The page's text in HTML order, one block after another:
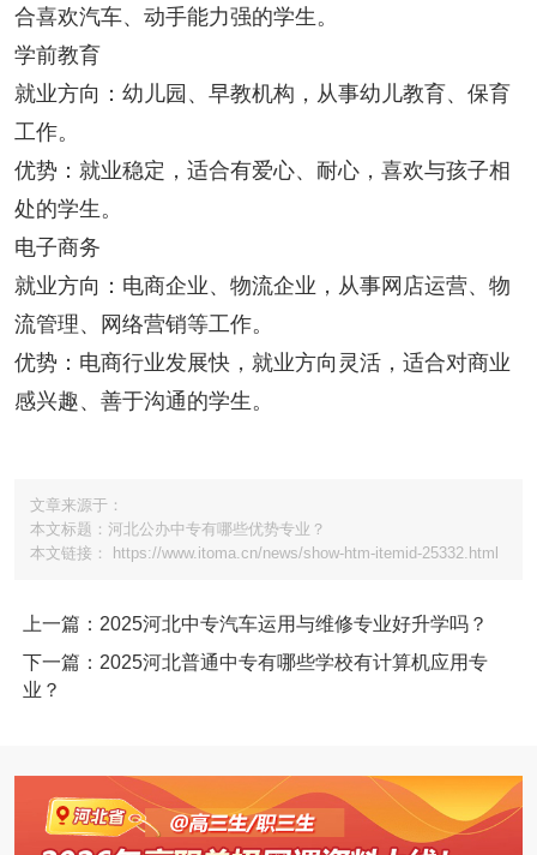
合喜欢汽车、动手能力强的学生。
学前教育
就业方向：幼儿园、早教机构，从事幼儿教育、保育
工作。
优势：就业稳定，适合有爱心、耐心，喜欢与孩子相
处的学生。
电子商务
就业方向：电商企业、物流企业，从事网店运营、物
流管理、网络营销等工作。
优势：电商行业发展快，就业方向灵活，适合对商业
感兴趣、善于沟通的学生。
文章来源于：
本文标题：河北公办中专有哪些优势专业？
本文链接： https://www.itoma.cn/news/show-htm-itemid-25332.html
上一篇：2025河北中专汽车运用与维修专业好升学吗？
下一篇：2025河北普通中专有哪些学校有计算机应用专
业？